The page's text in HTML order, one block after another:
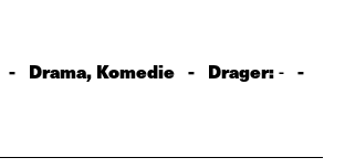
- Drama, Komedie - Drager:- -